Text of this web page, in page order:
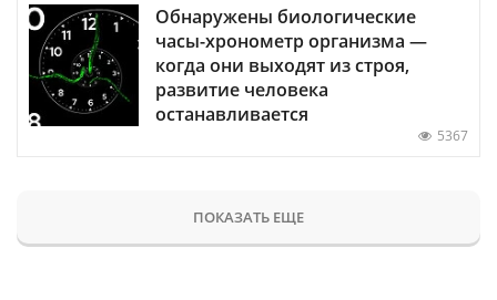
Обнаружены биологические
часы-хронометр организма —
когда они выходят из строя,
развитие человека
останавливается
5367
ПОКАЗАТЬ ЕЩЕ